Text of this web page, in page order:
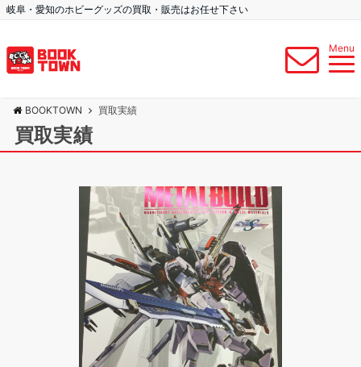
岐阜・愛知のホビーグッズの買取・販売はお任せ下さい
Menu
BOOKTOWN 買取実績
買取実績